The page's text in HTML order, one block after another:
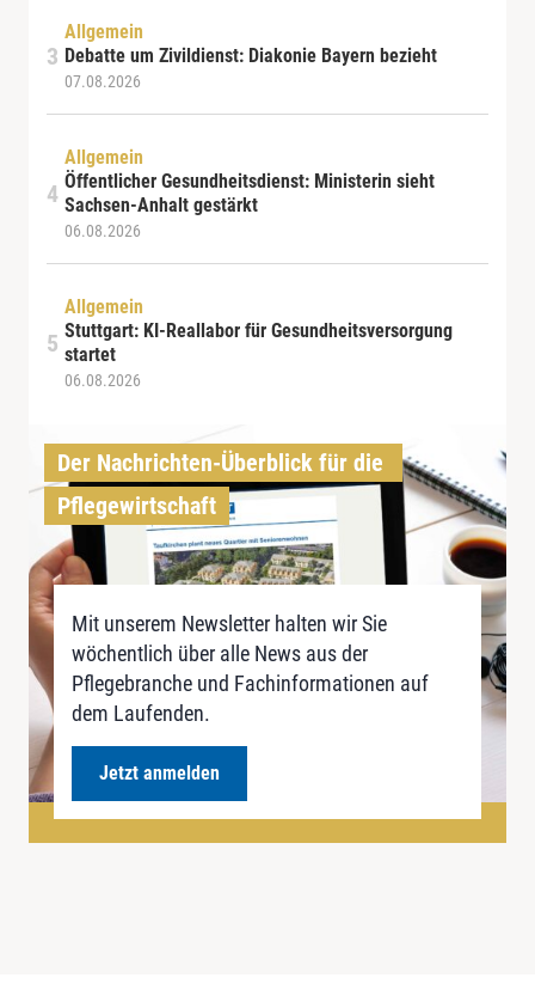
Allgemein
Debatte um Zivildienst: Diakonie Bayern bezieht
07.08.2026
Allgemein
Öffentlicher Gesundheitsdienst: Ministerin sieht
Sachsen-Anhalt gestärkt
06.08.2026
Allgemein
Stuttgart: KI-Reallabor für Gesundheitsversorgung
startet
06.08.2026
Der Nachrichten-Überblick für die
Pflegewirtschaft
Mit unserem Newsletter halten wir Sie
wöchentlich über alle News aus der
Pflegebranche und Fachinformationen auf
dem Laufenden.
Jetzt anmelden